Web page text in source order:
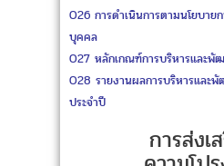
O26 การดำเนินการตามนโยบาย
บุคคล
O27 หลักเกณฑ์การบริหารและพั
O28 รายงานผลการบริหารและ
ประจำปี
การส่งเ